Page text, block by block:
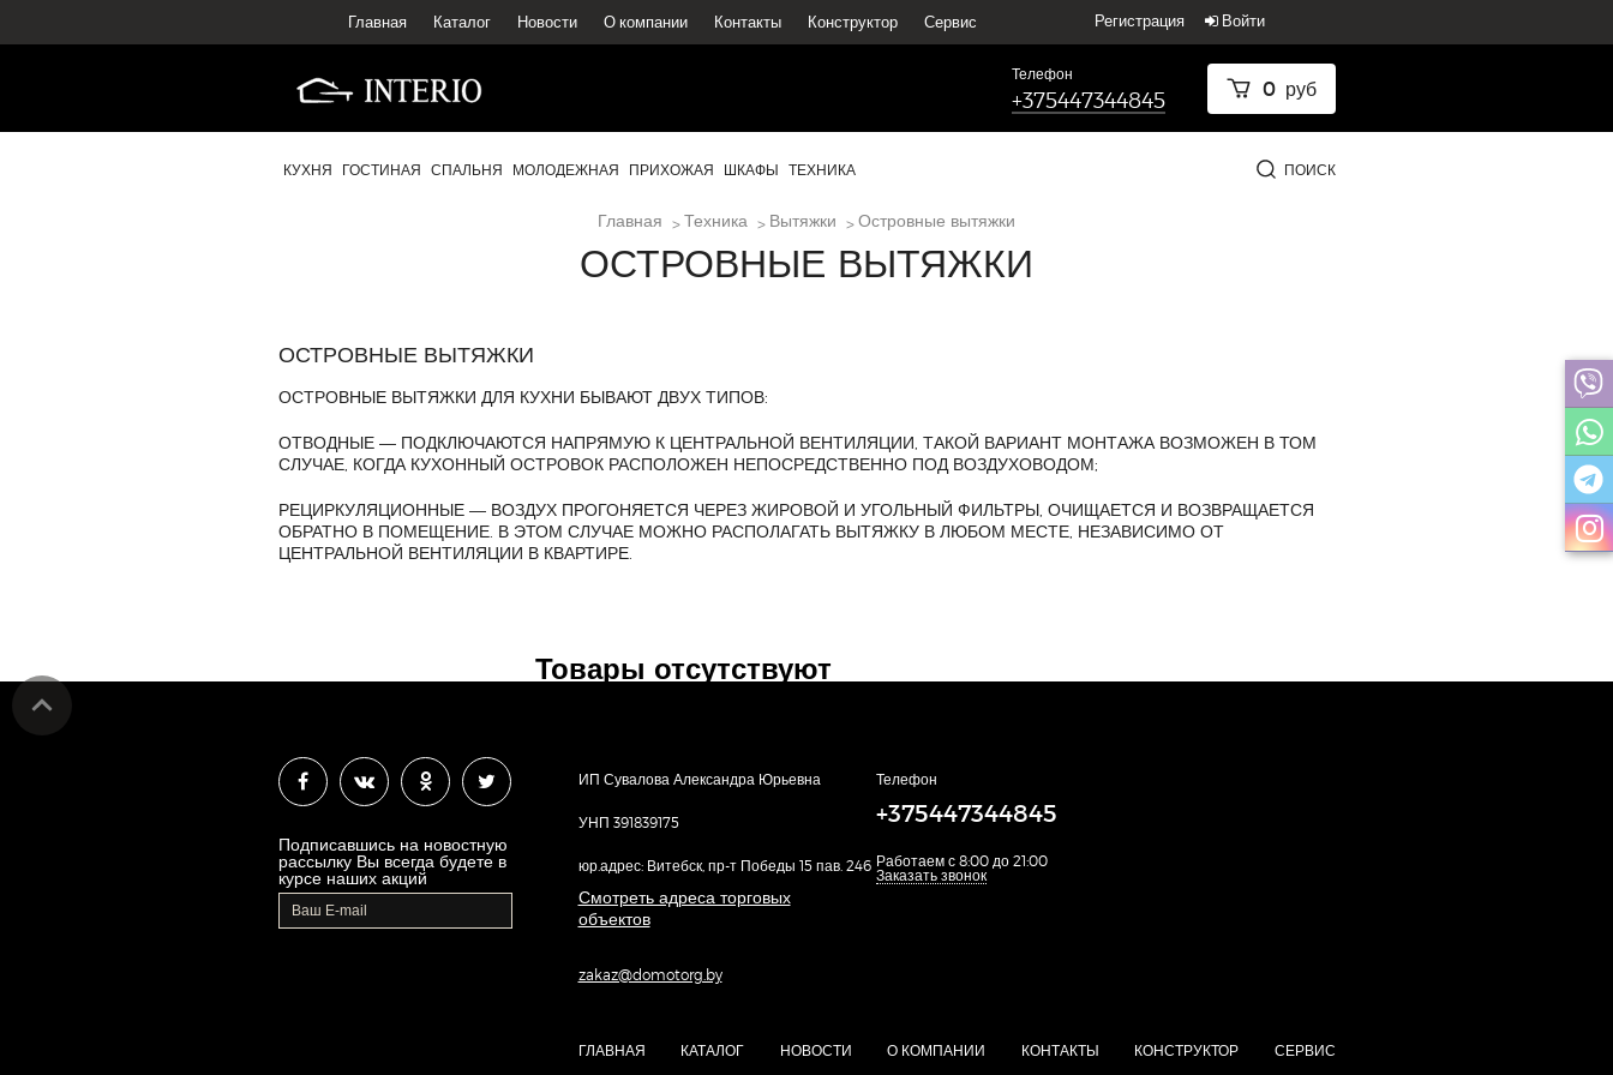
Главная Каталог Новости О компании Контакты Конструктор Сервис Регистрация Войти
Телефон
+375447344845 0руб
КУХНЯ ГОСТИНАЯ СПАЛЬНЯ МОЛОДЕЖНАЯ ПРИХОЖАЯ ШКАФЫ ТЕХНИКА ПОИСК
Главная Техника Вытяжки Островные вытяжки
ОСТРОВНЫЕ ВЫТЯЖКИ
ОСТРОВНЫЕ ВЫТЯЖКИ
ОСТРОВНЫЕ ВЫТЯЖКИ ДЛЯ КУХНИ БЫВАЮТ ДВУХ ТИПОВ:
ОТВОДНЫЕ — ПОДКЛЮЧАЮТСЯ НАПРЯМУЮ К ЦЕНТРАЛЬНОЙ ВЕНТИЛЯЦИИ, ТАКОЙ ВАРИАНТ МОНТАЖА ВОЗМОЖЕН В ТОМ
СЛУЧАЕ, КОГДА КУХОННЫЙ ОСТРОВОК РАСПОЛОЖЕН НЕПОСРЕДСТВЕННО ПОД ВОЗДУХОВОДОМ;
РЕЦИРКУЛЯЦИОННЫЕ — ВОЗДУХ ПРОГОНЯЕТСЯ ЧЕРЕЗ ЖИРОВОЙ И УГОЛЬНЫЙ ФИЛЬТРЫ, ОЧИЩАЕТСЯ И ВОЗВРАЩАЕТСЯ
ОБРАТНО В ПОМЕЩЕНИЕ. В ЭТОМ СЛУЧАЕ МОЖНО РАСПОЛАГАТЬ ВЫТЯЖКУ В ЛЮБОМ МЕСТЕ, НЕЗАВИСИМО ОТ
ЦЕНТРАЛЬНОЙ ВЕНТИЛЯЦИИ В КВАРТИРЕ.
Товары отсутствуют
Подписавшись на новостную
рассылку Вы всегда будете в
курсе наших акций
ИП Сувалова Александра Юрьевна
УНП 391839175
юр.адрес: Витебск, пр-т Победы 15 пав. 246
Смотреть адреса торговых
объектов
zakaz@domotorg.by
Телефон
+375447344845
Работаем с 8:00 до 21:00
Заказать звонок
ГЛАВНАЯ КАТАЛОГ НОВОСТИ О КОМПАНИИ КОНТАКТЫ КОНСТРУКТОР СЕРВИС